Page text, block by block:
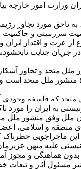
وزارت امور خارجه
به ناحق مورد تجاوز
سرزمینی و
و اقتدار ایران و
جریان جنایت
پاسخ به این تجاوز حق قانونی و
که فلسفه وجودی
به ایران را مورد
وفق منشور ملل
منطقه و اسلامی،
این ماجراجویی
علیه میهن
بدون هماهنگی و مجوز
مسئول آثار و تبعات